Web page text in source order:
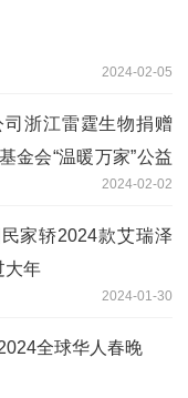
2024-02-05
司浙江雷霆生物捐赠
金会“温暖万家”公益
2024-02-02
家轿2024款艾瑞泽
大年
2024-01-30
全球华人春晚